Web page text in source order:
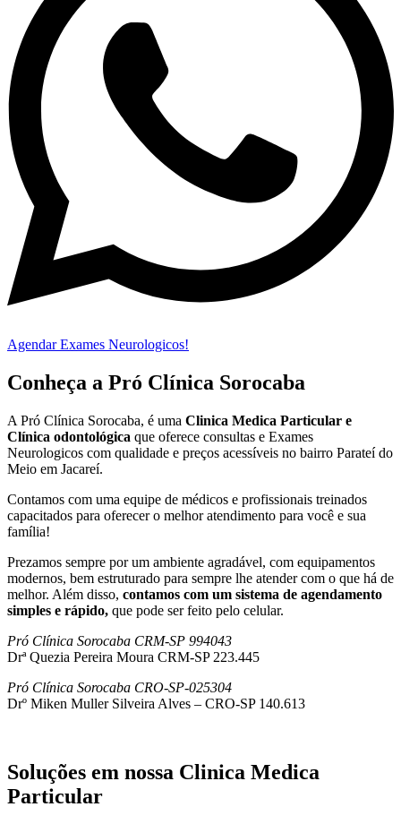
Agendar Exames Neurologicos!
Conheça a Pró Clínica Sorocaba
A Pró Clínica Sorocaba, é uma Clinica Medica Particular e
Clínica odontológica que oferece consultas e Exames
Neurologicos com qualidade e preços acessíveis no bairro Parateí do
Meio em Jacareí.
Contamos com uma equipe de médicos e profissionais treinados
capacitados para oferecer o melhor atendimento para você e sua
família!
Prezamos sempre por um ambiente agradável, com equipamentos
modernos, bem estruturado para sempre lhe atender com o que há de
melhor. Além disso, contamos com um sistema de agendamento
simples e rápido, que pode ser feito pelo celular.
Pró Clínica Sorocaba CRM-SP 994043
Drª Quezia Pereira Moura CRM-SP 223.445
Pró Clínica Sorocaba CRO-SP-025304
Drº Miken Muller Silveira Alves – CRO-SP 140.613
Soluções em nossa Clinica Medica
Particular